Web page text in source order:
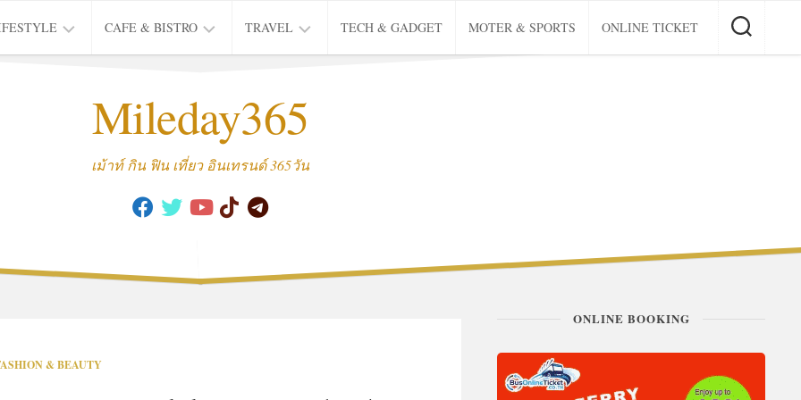
CAFE & BISTRO
CAFE
TRAVEL
THAI
TRIP
TECH & GADGET MOTER & SPORTS ONLINE TICKET
Mileday365
เม้าท์ กิน ฟิน เที่ยว อินเทรนด์ 365วัน
& BEAUTY
ONLINE BOOKING